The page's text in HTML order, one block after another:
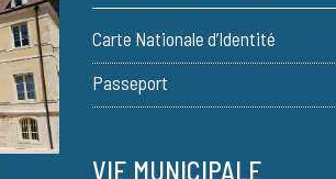
Carte Nationale d’Identité
Passeport
VIE MUNICIPALE